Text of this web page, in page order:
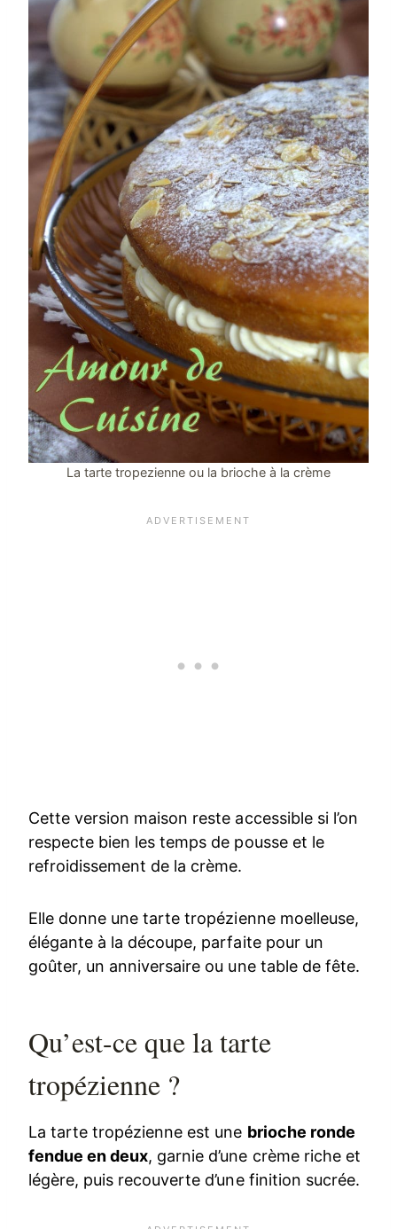
La tarte tropezienne ou la brioche à la crème
Cette version maison reste accessible si l’on
respecte bien les temps de pousse et le
refroidissement de la crème.
Elle donne une tarte tropézienne moelleuse,
élégante à la découpe, parfaite pour un
goûter, un anniversaire ou une table de fête.
Qu’est-ce que la tarte
tropézienne ?
La tarte tropézienne est une brioche ronde
fendue en deux, garnie d’une crème riche et
légère, puis recouverte d’une finition sucrée.